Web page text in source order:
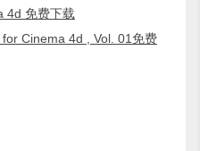
4d 免费下载
Cinema 4d , Vol. 01免费